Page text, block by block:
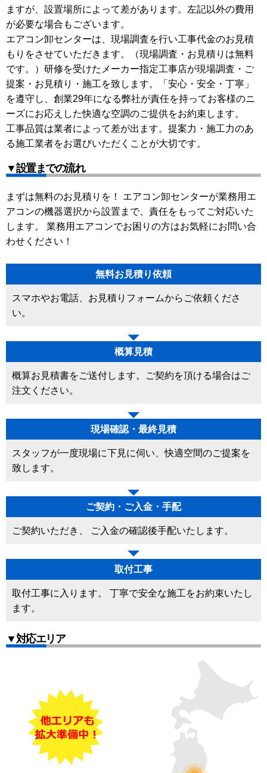
ますが、設置場所によって差があります。左記以外の費用
が必要な場合もございます。
エアコン卸センターは、現場調査を行い工事代金のお見積
もりをさせていただきます。（現場調査・お見積りは無料
です。）研修を受けたメーカー指定工事店が現場調査・ご
提案・お見積り・施工を致します。「安心・安全・丁寧」
を遵守し、創業29年になる弊社が責任を持ってお客様のニ
ーズにお応えした快適な空調のご提供をお約束します。
工事品質は業者によって差が出ます。提案力・施工力のあ
る施工業者をお選びいただくことが大切です。
▼設置までの流れ
まずは無料のお見積りを！ エアコン卸センターが業務用エ
アコンの機器選択から設置まで、責任をもってご対応いた
します。 業務用エアコンでお困りの方はお気軽にお問い合
わせください！
無料お見積り依頼
スマホやお電話、お見積りフォームからご依頼くださ
い。
概算見積
概算お見積書をご送付します。ご契約を頂ける場合はご
注文ください。
現場確認・最終見積
スタッフが一度現場に下見に伺い、快適空間のご提案を
致します。
ご契約・ご入金・手配
ご契約いただき、 ご入金の確認後手配いたします。
取付工事
取付工事に入ります。 丁寧で安全な施工をお約束いたし
ます。
▼対応エリア